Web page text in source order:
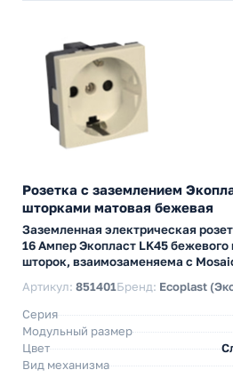
Розетка с заземлением
шторками матовая бежевая
Заземленная электрическая
16 Ампер Экопласт LK45 бежевого
шторок, взаимозаменяема с
Артикул: 851401Бренд: Ecoplast
Серия
Модульный размер
Цвет
Вид механизма